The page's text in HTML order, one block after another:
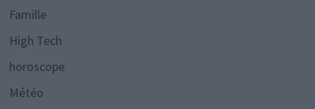
Famille
High Tech
horoscope
Météo